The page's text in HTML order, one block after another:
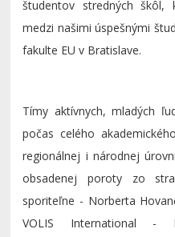
študentov stredných škôl,
medzi našimi úspešnými
fakulte EU v Bratislave.
Tímy aktívnych, mladých
počas celého
regionálnej i národnej
obsadenej poroty zo
sporiteľne - Norberta
VOLIS International -